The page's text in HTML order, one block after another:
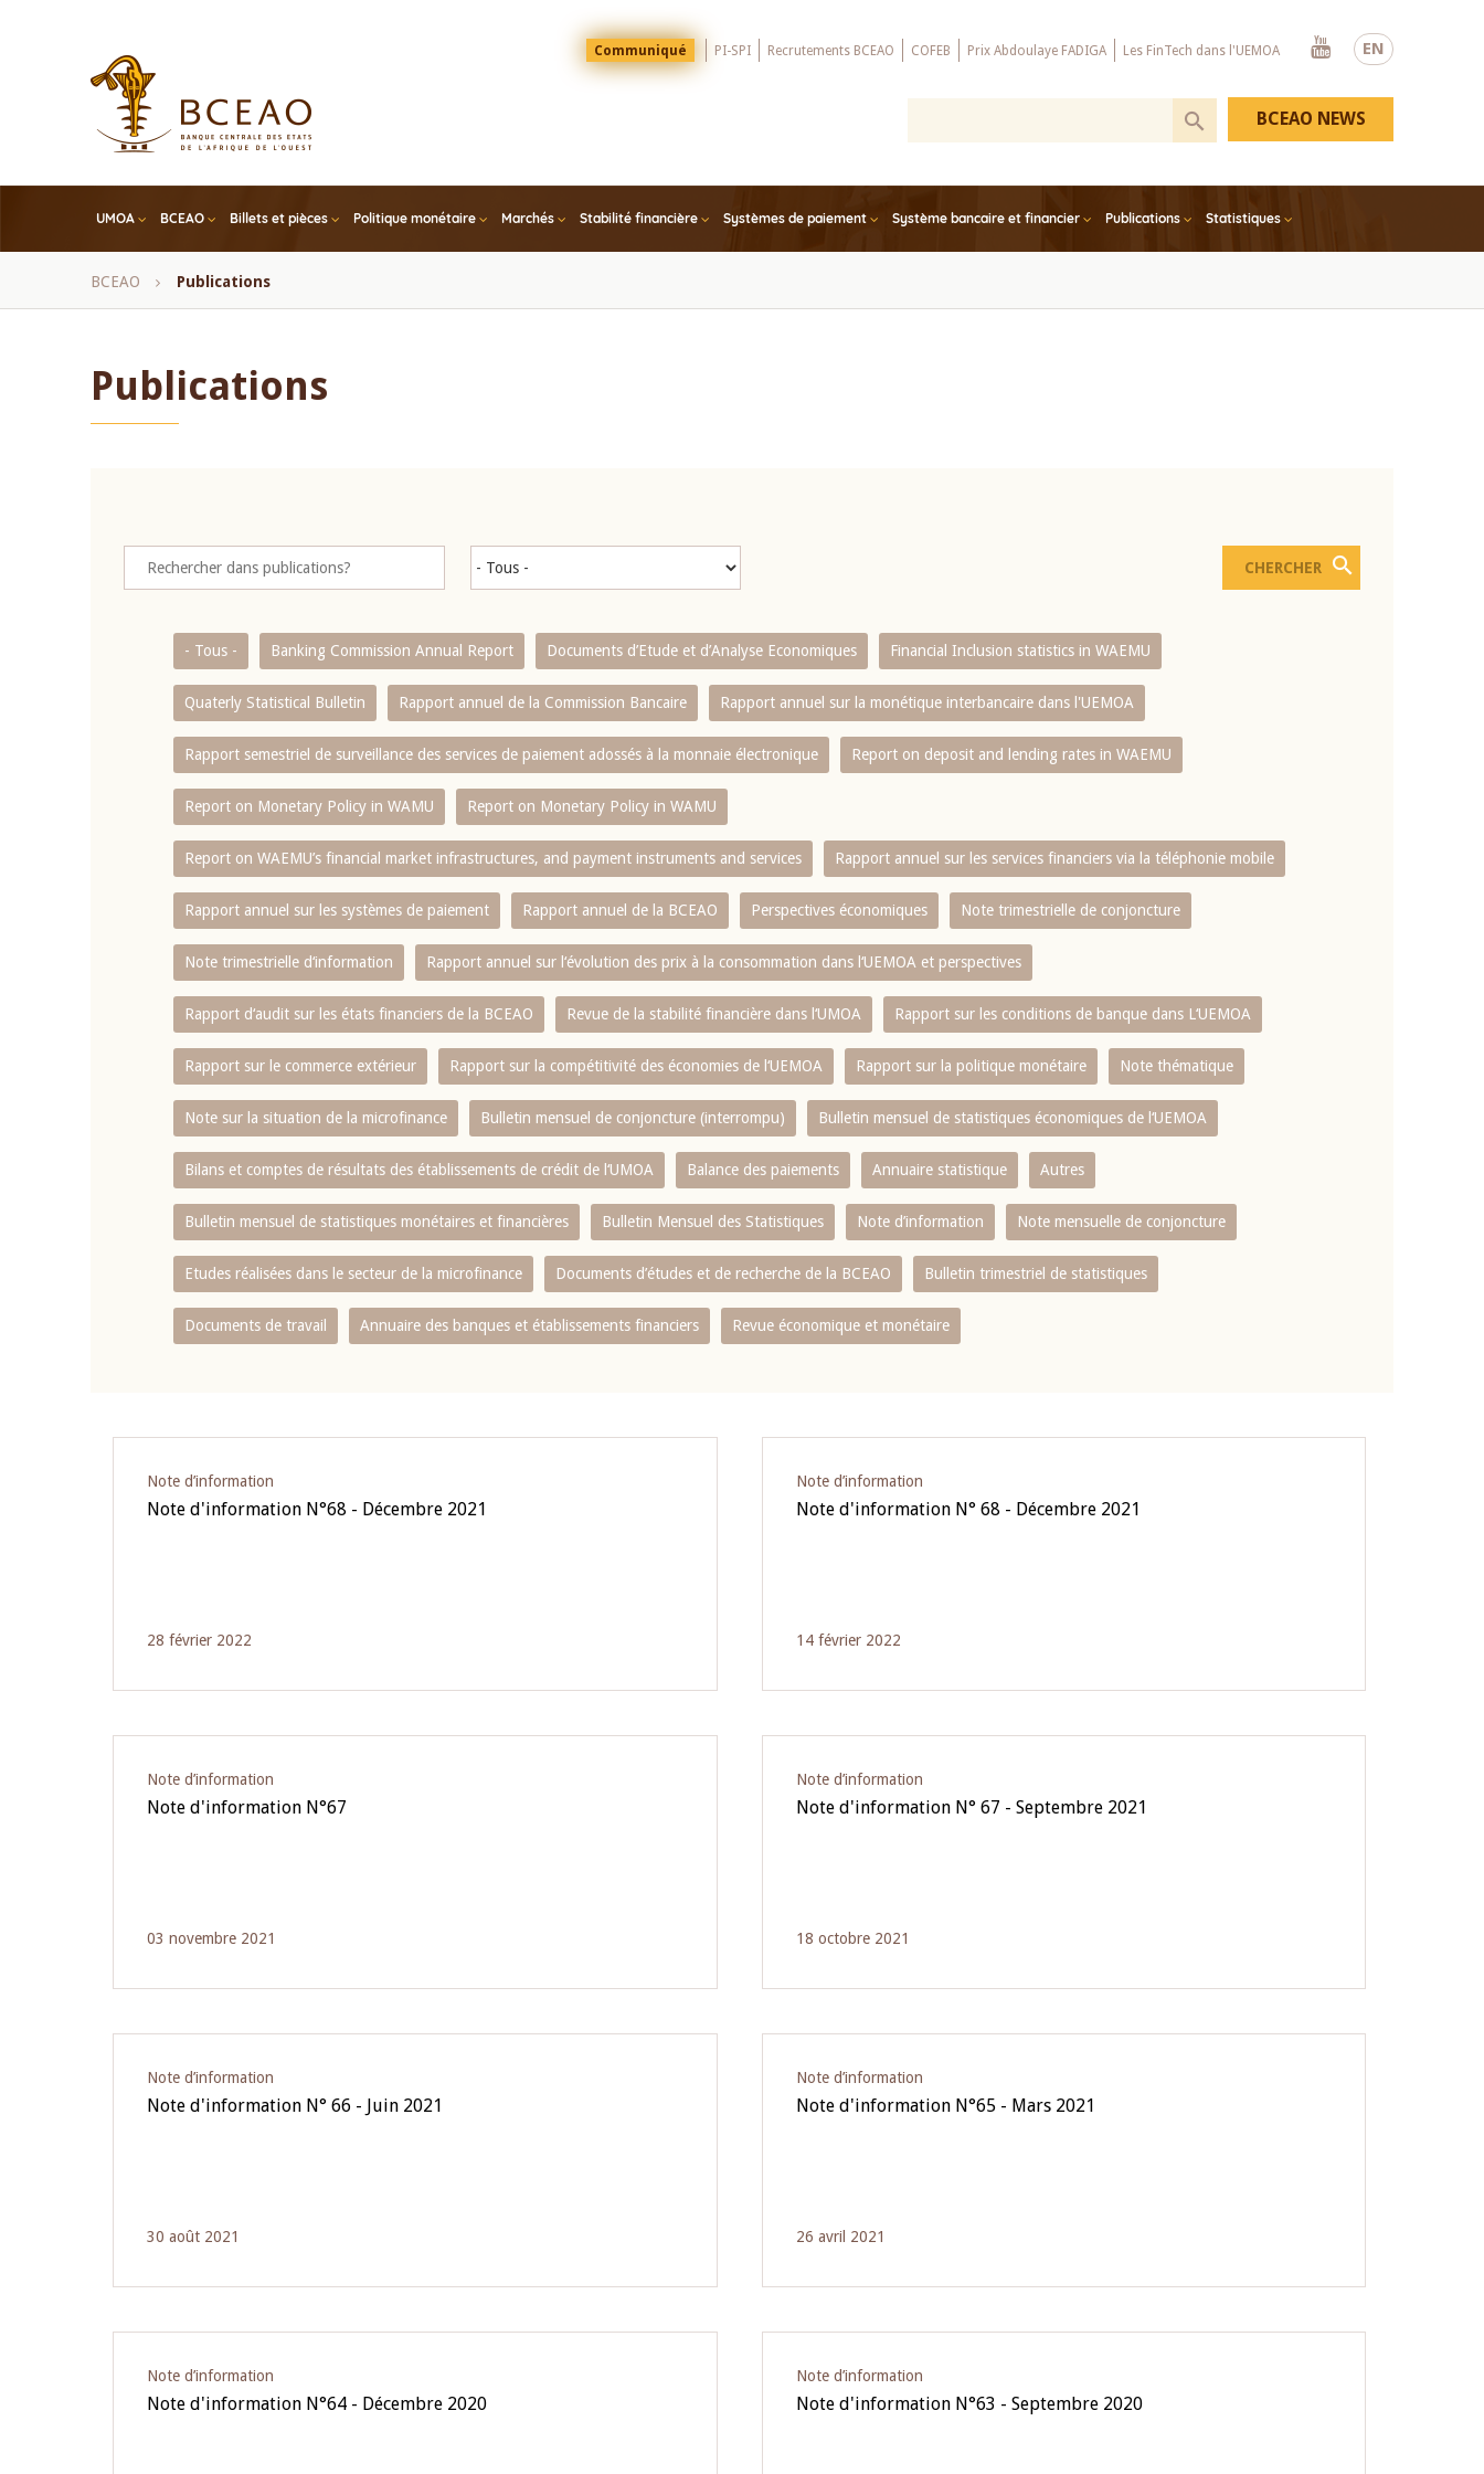
EN
Menu
Top
Communiqué PI-SPI Recrutements BCEAO COFEB Prix Abdoulaye FADIGA Les FinTech dans l'UEMOA
Youtube
UMOA BCEAO Billets et pièces Politique monétaire Marchés Stabilité financière Systèmes de paiement Système bancaire et financier Publications Statistiques
BCEAO NEWS
Fil
BCEAO Publications
Publications
- Tous - Banking Commission Annual Report Documents d’Etude et d’Analyse Economiques Financial Inclusion statistics in WAEMU
Quaterly Statistical Bulletin Rapport annuel de la Commission Bancaire Rapport annuel sur la monétique interbancaire dans l'UEMOA
Rapport semestriel de surveillance des services de paiement adossés à la monnaie électronique Report on deposit and lending rates in WAEMU
Report on Monetary Policy in WAMU Report on Monetary Policy in WAMU
Report on WAEMU’s financial market infrastructures, and payment instruments and services Rapport annuel sur les services financiers via la téléphonie mobile
Rapport annuel sur les systèmes de paiement Rapport annuel de la BCEAO Perspectives économiques Note trimestrielle de conjoncture
Note trimestrielle d‘information Rapport annuel sur l‘évolution des prix à la consommation dans l‘UEMOA et perspectives
Rapport d‘audit sur les états financiers de la BCEAO Revue de la stabilité financière dans l‘UMOA Rapport sur les conditions de banque dans L‘UEMOA
Rapport sur le commerce extérieur Rapport sur la compétitivité des économies de l‘UEMOA Rapport sur la politique monétaire Note thématique
Note sur la situation de la microfinance Bulletin mensuel de conjoncture (interrompu) Bulletin mensuel de statistiques économiques de l‘UEMOA
Bilans et comptes de résultats des établissements de crédit de l‘UMOA Balance des paiements Annuaire statistique Autres
Bulletin mensuel de statistiques monétaires et financières Bulletin Mensuel des Statistiques Note d’information Note mensuelle de conjoncture
Etudes réalisées dans le secteur de la microfinance Documents d’études et de recherche de la BCEAO Bulletin trimestriel de statistiques
Documents de travail Annuaire des banques et établissements financiers Revue économique et monétaire
Note d’information
Note d'information N°68 - Décembre 2021
28 février 2022
Note d’information
Note d'information N° 68 - Décembre 2021
14 février 2022
Note d’information
Note d'information N°67
03 novembre 2021
Note d’information
Note d'information N° 67 - Septembre 2021
18 octobre 2021
Note d’information
Note d'information N° 66 - Juin 2021
30 août 2021
Note d’information
Note d'information N°65 - Mars 2021
26 avril 2021
Note d’information
Note d'information N°64 - Décembre 2020
Note d’information
Note d'information N°63 - Septembre 2020